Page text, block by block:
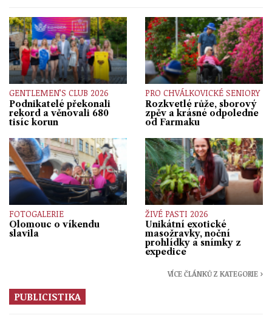
GENTLEMEN’S CLUB 2026
Podnikatelé překonali
rekord a věnovali 680
tisíc korun
PRO CHVÁLKOVICKÉ SENIORY
Rozkvetlé růže, sborový
zpěv a krásné odpoledne
od Farmaku
FOTOGALERIE
Olomouc o víkendu
slavila
ŽIVÉ PASTI 2026
Unikátní exotické
masožravky, noční
prohlídky a snímky z
expedice
VÍCE ČLÁNKŮ Z KATEGORIE ›
PUBLICISTIKA